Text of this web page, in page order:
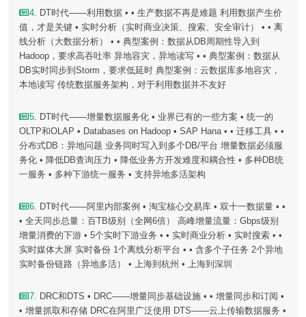
4. DT时代——利用数据 • • 生产数据不再是难题 利用数据产生价
值，才是关键 • 实时分析（实时商业决策、搜索、安全审计） • • 离
线分析（大数据分析） • • 典型案例：数据从DB周期性导入到
Hadoop，要求高吞吐率 异地容灾，异地读写 • • 典型案例：数据从
DB实时同步到Storm，要求低延时 典型案例：云数据库多地容灾，
本地读写 传统数据服务架构，对于利用数据并不友好
5. DT时代——增量数据服务化 • 业界已有的一些方案 • 统一的
OLTP和OLAP • Databases on Hadoop • SAP Hana • • 迁移工具 • •
分布式DB：异地问题 业务同时写入到多个DB/平台 增量数据必须服
务化 • 降低DB查询压力 • 降低业务方开发难度和耦合性 • 多种DB统
一服务 • 多种下游统一服务 • 支持异地多活架构
6. DT时代——阿里内部案例 • 淘宝核心交易库 • 双十一数据量 • •
• 全天同步总量：百TB级别（全网6倍） 高峰增量流量：Gbps级别
增量消费的下游 • 5个实时下游业务 • • 实时商业分析 • 实时搜索 • •
实时媒体大屏 实时备份 1个离线分析平台 • • 含多个子任务 2个异地
实时备份链路（异地多活） • 上海到杭州 • 上海到深圳
7. DRC和DTS • DRC——增量同步基础设施 • • 增量同步和订阅 •
• 增量抓取和存储 DRC在阿里广泛使用 DTS——云上传输数据服务 •